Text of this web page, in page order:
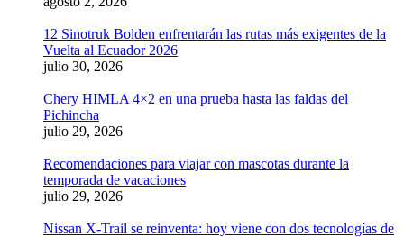
12 Sinotruk Bolden enfrentarán las rutas más exigentes de la
Vuelta al Ecuador 2026
julio 30, 2026
Chery HIMLA 4×2 en una prueba hasta las faldas del
Pichincha
julio 29, 2026
Recomendaciones para viajar con mascotas durante la
temporada de vacaciones
julio 29, 2026
Nissan X-Trail se reinventa: hoy viene con dos tecnologías de